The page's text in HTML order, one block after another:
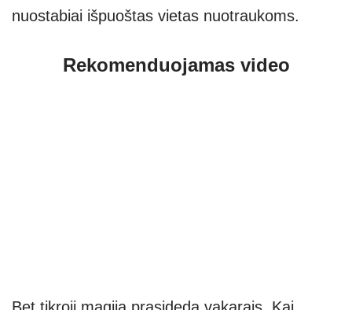
nuostabiai išpuoštas vietas nuotraukoms.
Rekomenduojamas video